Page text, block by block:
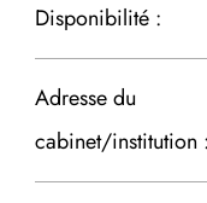
Disponibilité :
Adresse du
cabinet/institution :